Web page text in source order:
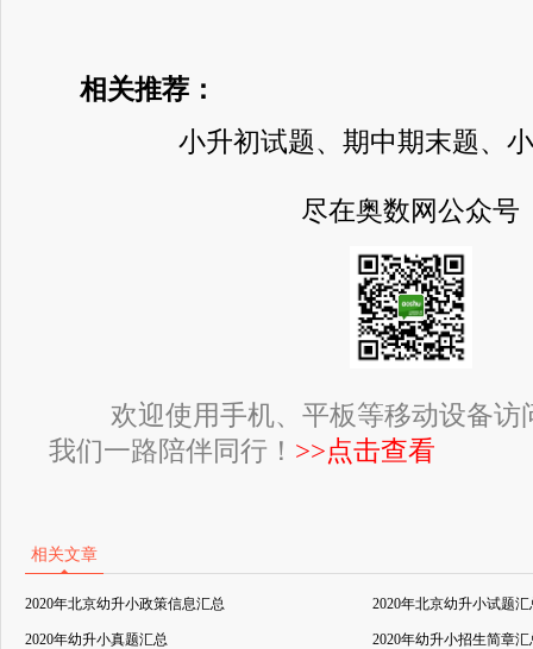
相关推荐：
小升初试题、期中期末题、
尽在奥数网公众号
欢迎使用手机、平板等移动设备访
我们一路陪伴同行！ >>点击查看
相关文章
2020年北京幼升小政策信息汇总 2020年北京幼升小试题汇
2020年幼升小真题汇总 2020年幼升小招生简章汇